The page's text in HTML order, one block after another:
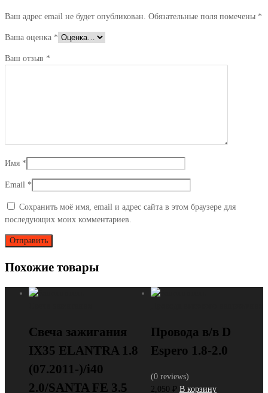
Ваш адрес email не будет опубликован. Обязательные поля помечены *
Ваша оценка *
Ваш отзыв *
Имя *
Email *
Сохранить моё имя, email и адрес сайта в этом браузере для
последующих моих комментариев.
Похожие товары
Свеча зажигания
IX35 ELANTRA 1.8
(07.2011-)/i40
2.0/SANTA FE 3.5
Провода в/в D
Espero 1.8-2.0
(0 reviews)
2,050 ₽ В корзину